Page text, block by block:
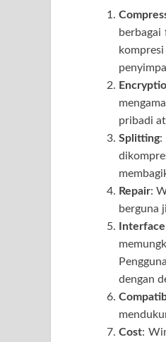
berbagai
pribadi
Splitting:
Repair:
berguna
Interface
dengan
Cost: